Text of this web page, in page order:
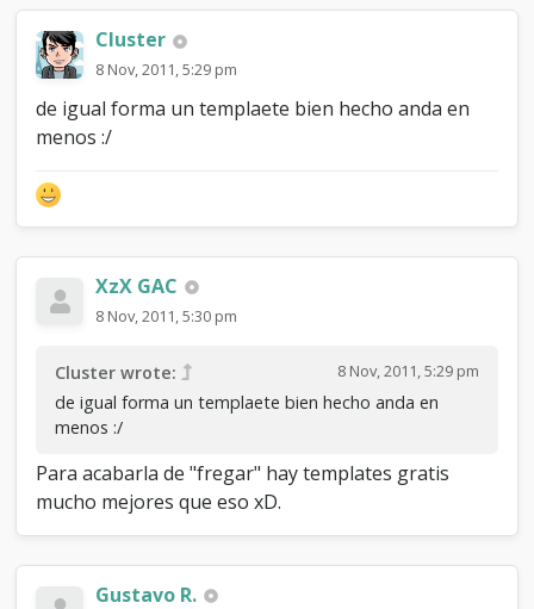
Cluster
8 Nov, 2011, 5:29 pm
de igual forma un templaete bien hecho anda en
menos :/
XzX GAC
8 Nov, 2011, 5:30 pm
8 Nov, 2011, 5:29 pm
Cluster wrote:
de igual forma un templaete bien hecho anda en
menos :/
Para acabarla de "fregar" hay templates gratis
mucho mejores que eso xD.
Gustavo R.